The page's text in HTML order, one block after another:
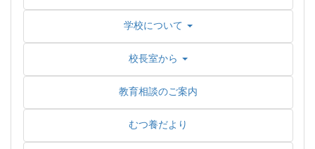
学校について
校長室から
教育相談のご案内
むつ養だより